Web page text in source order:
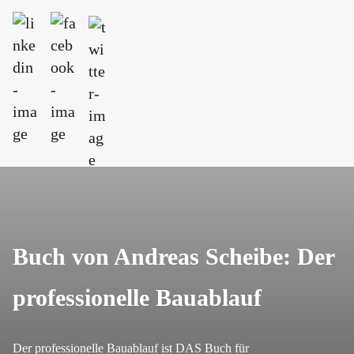
Feedback von deinem Team sind entscheidend,
um sicherzustellen, dass alle technischen
Vorgaben erfüllt sind und keine Lücken bestehen.
Buch von Andreas Scheibe: Der
professionelle Bauablauf
Der professionelle Bauablauf ist DAS Buch für